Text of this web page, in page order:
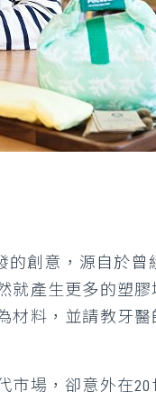
創意，源自於
就產生更多的塑
料，並請教牙
場，卻意外在